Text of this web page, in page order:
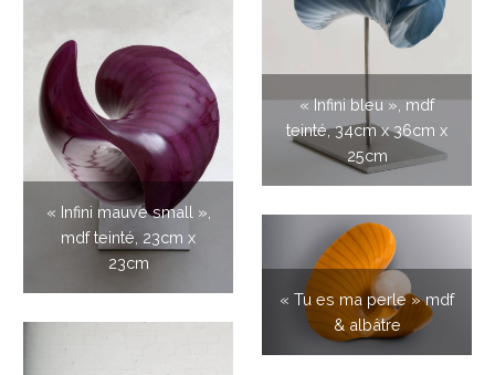
« Infini bleu », mdf
teinté, 34cm x 36cm x
25cm
« Tu es ma perle » mdf
& albâtre
« Infini mauve small »,
mdf teinté, 23cm x
23cm